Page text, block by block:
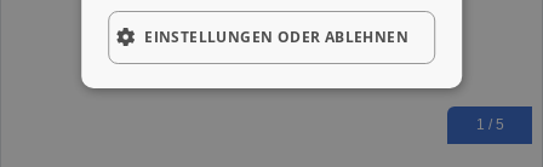
1 / 5
EINSTELLUNGEN ODER ABLEHNEN